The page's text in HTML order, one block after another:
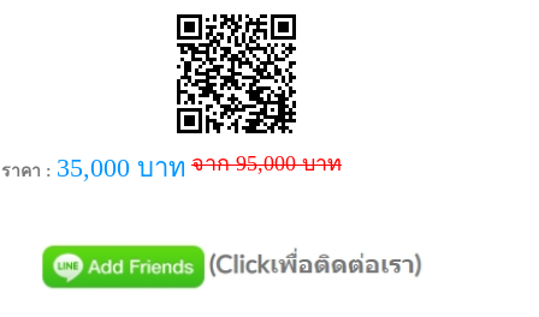
ราคา : 35,000 บาท จาก 95,000 บาท